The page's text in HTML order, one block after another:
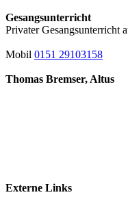
Gesangsunterricht
Privater Gesangsunterricht
Mobil 0151 29103158
Thomas Bremser, Altus
Externe Links